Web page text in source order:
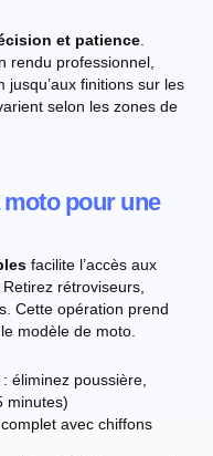
et patience
rendu professionnel,
finitions sur les
selon les zones de
pour une
facilite l’accès aux
rétroviseurs,
Cette opération prend
modèle de moto.
éliminez poussière,
minutes)
avec chiffons